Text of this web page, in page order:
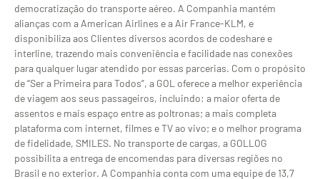
democratização do transporte aéreo. A Companhia mantém
alianças com a American Airlines e a Air France-KLM, e
disponibiliza aos Clientes diversos acordos de codeshare e
interline, trazendo mais conveniência e facilidade nas conexões
para qualquer lugar atendido por essas parcerias. Com o propósito
de “Ser a Primeira para Todos”, a GOL oferece a melhor experiência
de viagem aos seus passageiros, incluindo: a maior oferta de
assentos e mais espaço entre as poltronas; a mais completa
plataforma com internet, filmes e TV ao vivo; e o melhor programa
de fidelidade, SMILES. No transporte de cargas, a GOLLOG
possibilita a entrega de encomendas para diversas regiões no
Brasil e no exterior. A Companhia conta com uma equipe de 13,7